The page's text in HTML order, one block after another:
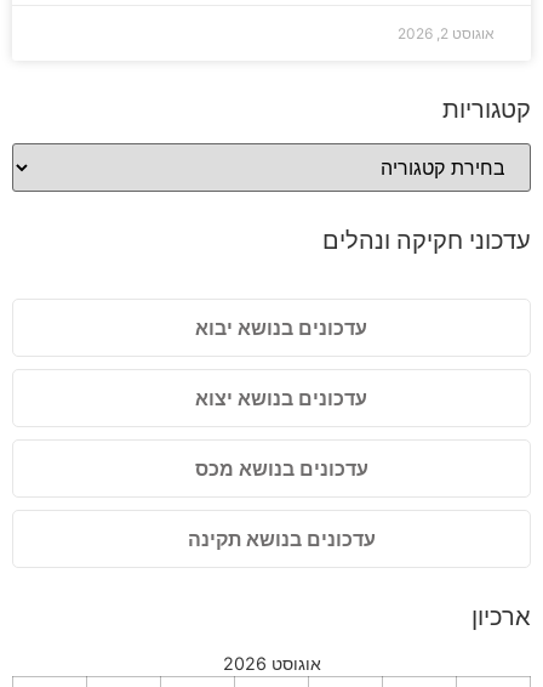
אוגוסט 2, 2026
קטגוריות
עדכוני חקיקה ונהלים
עדכונים בנושא יבוא
עדכונים בנושא יצוא
עדכונים בנושא מכס
עדכונים בנושא תקינה
ארכיון
אוגוסט 2026